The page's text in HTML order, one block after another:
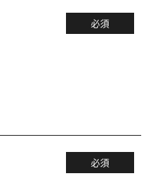
必須
必須